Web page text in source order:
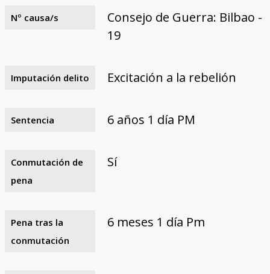
Nº causa/s
Consejo de Guerra: Bilbao -
19
Imputación delito Excitación a la rebelión
Sentencia 6 años 1 día PM
Conmutación de
pena
Sí
Pena tras la
conmutación
6 meses 1 día Pm